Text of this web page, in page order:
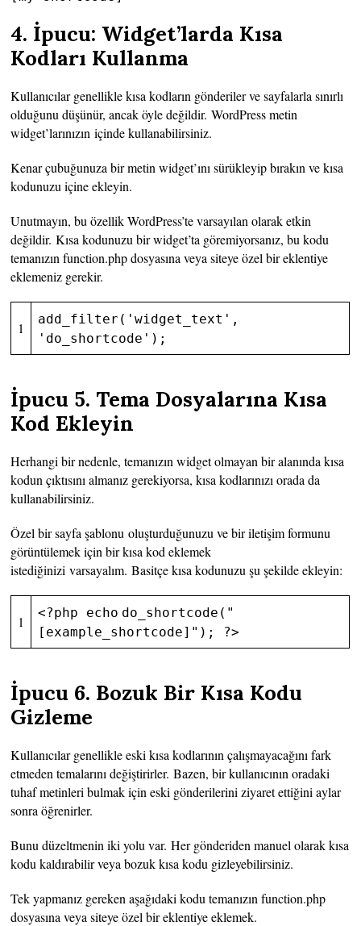
4. İpucu: Widget’larda Kısa
Kodları Kullanma
Kullanıcılar genellikle kısa kodların gönderiler ve sayfalarla sınırlı
olduğunu düşünür, ancak öyle değildir. WordPress metin
widget’larınızın içinde kullanabilirsiniz.
Kenar çubuğunuza bir metin widget’ını sürükleyip bırakın ve kısa
kodunuzu içine ekleyin.
Unutmayın, bu özellik WordPress’te varsayılan olarak etkin
değildir. Kısa kodunuzu bir widget’ta göremiyorsanız, bu kodu
temanızın function.php dosyasına veya siteye özel bir eklentiye
eklemeniz gerekir.
1
add_filter( 'widget_text' ,
'do_shortcode' );
İpucu 5. Tema Dosyalarına Kısa
Kod Ekleyin
Herhangi bir nedenle, temanızın widget olmayan bir alanında kısa
kodun çıktısını almanız gerekiyorsa, kısa kodlarınızı orada da
kullanabilirsiniz.
Özel bir sayfa şablonu oluşturduğunuzu ve bir iletişim formunu
görüntülemek için bir kısa kod eklemek
istediğinizi varsayalım. Basitçe kısa kodunuzu şu şekilde ekleyin:
1
<?php echo do_shortcode( "
[example_shortcode]" ); ?>
İpucu 6. Bozuk Bir Kısa Kodu
Gizleme
Kullanıcılar genellikle eski kısa kodlarının çalışmayacağını fark
etmeden temalarını değiştirirler. Bazen, bir kullanıcının oradaki
tuhaf metinleri bulmak için eski gönderilerini ziyaret ettiğini aylar
sonra öğrenirler.
Bunu düzeltmenin iki yolu var. Her gönderiden manuel olarak kısa
kodu kaldırabilir veya bozuk kısa kodu gizleyebilirsiniz.
Tek yapmanız gereken aşağıdaki kodu temanızın function.php
dosyasına veya siteye özel bir eklentiye eklemek.